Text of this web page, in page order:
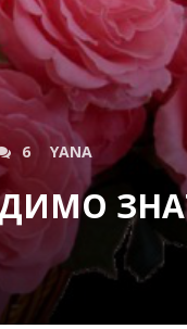
6 YANA